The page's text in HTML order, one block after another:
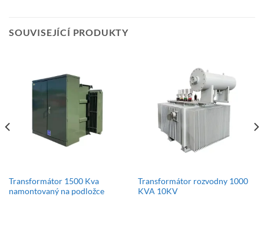
SOUVISEJÍCÍ PRODUKTY
Transformátor 1500 Kva
namontovaný na podložce
Transformátor rozvodny 1000
KVA 10KV